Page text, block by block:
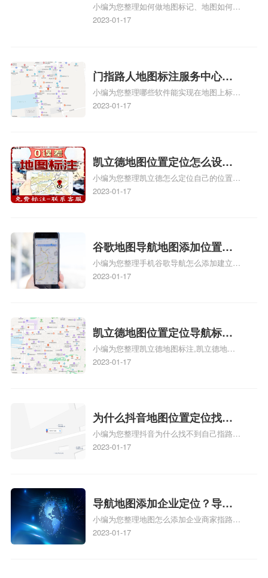
何做花小猪打车地图位置标
记？门指路人地图标注服务中
小编为您整理如何做地图标记、地图如何做
标记、so搜街景中如何做标记、360e启花贷
关地图标注知识，详情可查看下方正文！
2023-01-17
门指路人地图标注服务中心地
图位置地址标记？门指路人地
图标注服务中心苹果地图位置
小编为您整理哪些软件能实现在地图上标记
门指路人地图标注服务中心位置、门指路人
门指路人地图标注服务中心地址标注上地图
怎么弄相关地图标注知识，详情可查看下方
正文！
2023-01-17
凯立德地图位置定位怎么设置
自己的指路人地图标注服务中
心名？凯立德地图位置定位怎
小编为您整理凯立德怎么定位自己的位置
啊、手机凯立德地图定位怎么设置往上走、
地图标注服务中心铺招牌相关地图标注知
识，详情可查看下方正文！
2023-01-17
谷歌地图导航地图添加位置？
添加谷歌地图导航位置？
小编为您整理手机谷歌导航怎么添加建立多
人位置、如何在地图，谷歌地图添加公司位
2023-01-17
凯立德地图位置定位导航标
注？凯立德地图位置定位,导航,
标注？
小编为您整理凯立德地图标注,凯立德地图
标注怎么做啊、凯立德地图标注,凯立德地
相关地图标注知识，详情可查看下方正文！
2023-01-17
为什么抖音地图位置定位找不
到了？抖音为什么找不到当前
定位了？
小编为您整理抖音为什么找不到自己指路人
地图标注服务中心铺的位置、地图位置更新
服务中心位置、抖音突然不显示定位了相关
地图标注知识，详情可查看下方正文！
2023-01-17
导航地图添加企业定位？导航
定位企业？
小编为您整理地图怎么添加企业商家指路人
地图标注服务中心铺名称、地图怎么添加企
2023-01-17